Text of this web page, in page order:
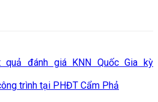
quả đánh giá KNN Quốc Gia kỳ
trình tại PHĐT Cẩm Phả